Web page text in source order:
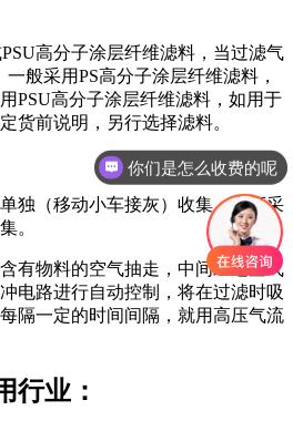
高分子涂层纤维滤料，当过滤气
般采用PS高分子涂层纤维滤料，
PSU高分子涂层纤维滤料，如用于
货前说明，另行选择滤料。
独（移动小车接灰）收集，也可采
。
有物料的空气抽走，中间经过空气
电路进行自动控制，将在过滤时吸
隔一定的时间间隔，就用高压气流
行业：
你们是怎么收费的呢